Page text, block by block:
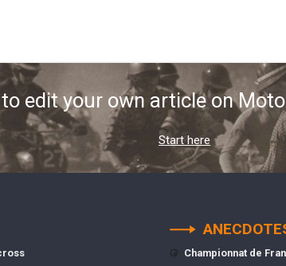
to edit your own article on
Start here
Championnat de